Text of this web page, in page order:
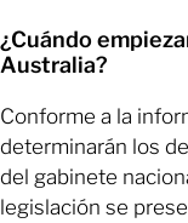
¿Cuándo
Australia?
Conforme a la
determinarán los
del gabinete
legislación se